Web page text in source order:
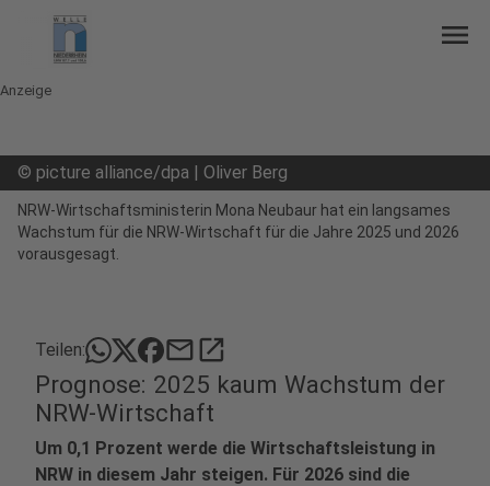
menu
Anzeige
© picture alliance/dpa | Oliver Berg
NRW-Wirtschaftsministerin Mona Neubaur hat ein langsames
Wachstum für die NRW-Wirtschaft für die Jahre 2025 und 2026
vorausgesagt.
Teilen: mailopen_in_new
Prognose: 2025 kaum Wachstum der
NRW-Wirtschaft
Um 0,1 Prozent werde die Wirtschaftsleistung in
NRW in diesem Jahr steigen. Für 2026 sind die